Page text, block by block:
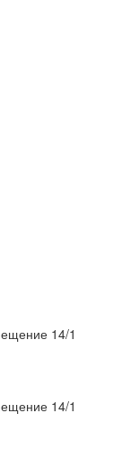
14/1
14/1